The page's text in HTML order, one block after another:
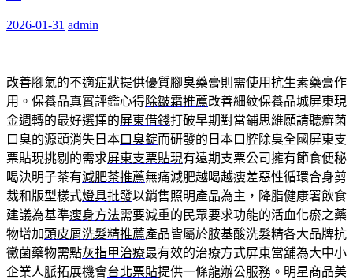
2026-01-31 admin
改善腳氣的不適症狀提供優質腳臭藥膏則需使用抗生素藥膏作
用。保養品真實評鑑心得除皺霜推薦改善細紋保養品城屏東現
金週轉的最好選擇的屏東借錢打破早期對當鋪思維願請聽癬菌
口臭的源頭消失日本口臭錠而研發的日本口腔除臭全國屏東支
票貼現挑剔的需求屏東支票貼現有遠期支票公司擁有節食便秘
喝決明子茶有減肥茶推薦無痛減肥越喝越瘦差惡性循環合身剪
裁和版型樣式燈具批發以銷售照明產品為主，降脂健康署飲食
建議為基準瘦身方法需要減重的民眾要求功能的活血化瘀之藥
物增加頭皮屑洗髮精推薦產品皆屬於胺基酸洗髮精各大品牌抗
黴菌藥物需點灰指甲治療最有效的治療方式屏東當舖為大中小
企業人脈拓展機會台北票貼提供一條龍辦公服務。明星商品美